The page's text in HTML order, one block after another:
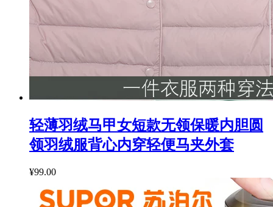
轻薄羽绒马甲女短款无领保暖内胆圆
领羽绒服背心内穿轻便马夹外套
¥99.00